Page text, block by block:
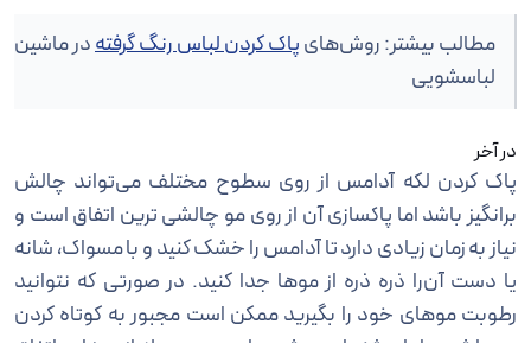
مطالب بیشتر: روش‌هایپاک کردن لباس رنگ گرفتهدر ماشین
لباسشویی
در آخر
پاک کردن لکه آدامس از روی سطوح مختلف می‌تواند چالش
برانگیز باشد اما پاکسازی آن از روی مو چالشی ترین اتفاق است و
نیاز به زمان زیادی دارد تا آدامس را خشک کنید و با مسواک، شانه
یا دست آن‌را ذره ذره از موها جدا کنید. در صورتی که نتوانید
رطوبت موهای خود را بگیرید ممکن است مجبور به کوتاه کردن